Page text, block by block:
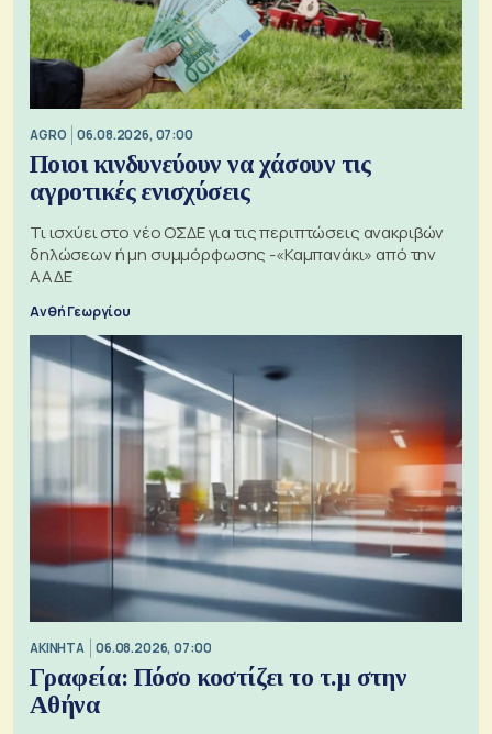
AGRO 06.08.2026, 07:00
Ποιοι κινδυνεύουν να χάσουν τις
αγροτικές ενισχύσεις
Τι ισχύει στο νέο ΟΣΔΕ για τις περιπτώσεις ανακριβών
δηλώσεων ή μη συμμόρφωσης -«Καμπανάκι» από την
ΑΑΔΕ
Ανθή Γεωργίου
ΑΚΙΝΗΤΑ 06.08.2026, 07:00
Γραφεία: Πόσο κοστίζει το τ.μ στην
Αθήνα